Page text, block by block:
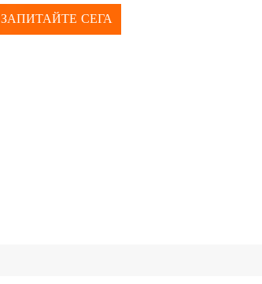
ЗАПИТАЙТЕ СЕГА